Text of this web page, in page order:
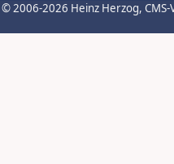
© 2006-2026 Heinz Herzog,